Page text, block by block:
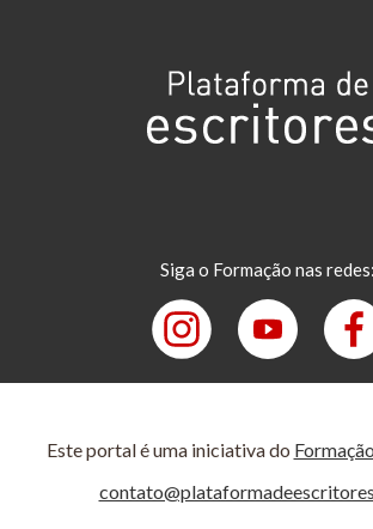
Siga o Formação nas redes:
Este portal é uma iniciativa do